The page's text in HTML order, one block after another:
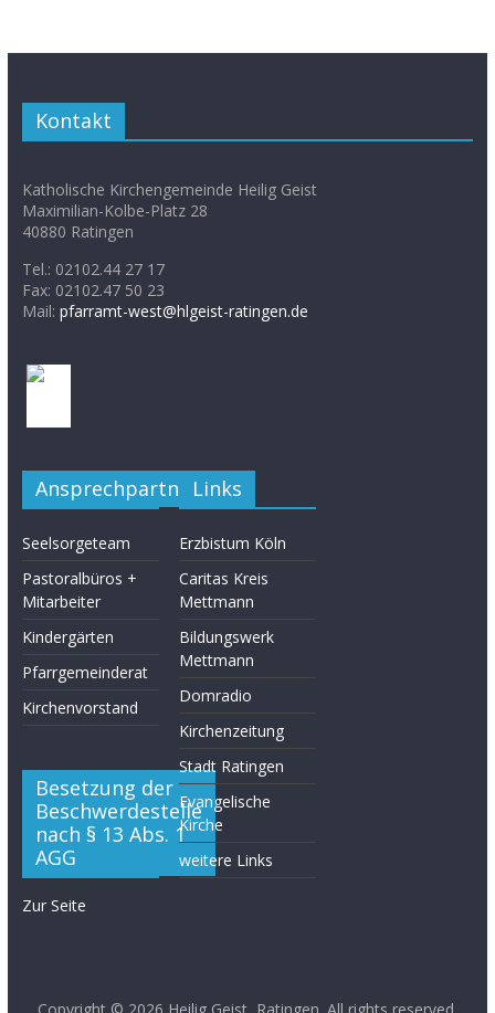
Kontakt
Katholische Kirchengemeinde Heilig Geist
Maximilian-Kolbe-Platz 28
40880 Ratingen
Tel.: 02102.44 27 17
Fax: 02102.47 50 23
Mail: pfarramt-west@hlgeist-ratingen.de
Ansprechpartner
Seelsorgeteam
Pastoralbüros +
Mitarbeiter
Kindergärten
Pfarrgemeinderat
Kirchenvorstand
Besetzung der
Beschwerdestelle
nach § 13 Abs. 1
AGG
Zur Seite
Links
Erzbistum Köln
Caritas Kreis
Mettmann
Bildungswerk
Mettmann
Domradio
Kirchenzeitung
Stadt Ratingen
Evangelische
Kirche
weitere Links